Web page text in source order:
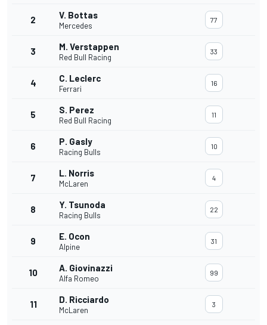
2 V. Bottas
Mercedes
77
3 M. Verstappen
Red Bull Racing
33
4 C. Leclerc
Ferrari
16
5 S. Perez
Red Bull Racing
11
6 P. Gasly
Racing Bulls
10
7 L. Norris
McLaren
4
8 Y. Tsunoda
Racing Bulls
22
9 E. Ocon
Alpine
31
10 A. Giovinazzi
Alfa Romeo
99
11 D. Ricciardo
McLaren
3